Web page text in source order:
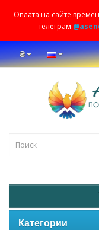
Оплата на сайте
телеграм
₴
Категории